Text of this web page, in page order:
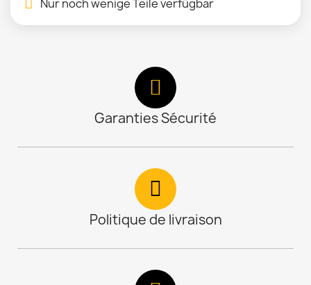
Nur noch wenige Teile verfügbar
Garanties Sécurité
Politique de livraison